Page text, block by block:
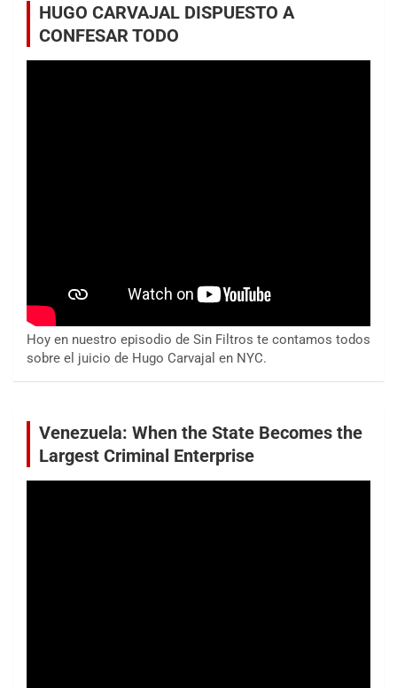
HUGO CARVAJAL DISPUESTO A
CONFESAR TODO
Hoy en nuestro episodio de Sin Filtros te contamos todos
sobre el juicio de Hugo Carvajal en NYC.
Venezuela: When the State Becomes the
Largest Criminal Enterprise